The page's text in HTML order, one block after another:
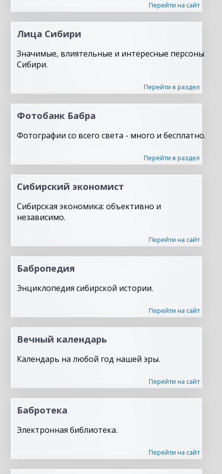
Перейти на сайт
Лица Сибири
Значимые, влиятельные и интересные персоны
Сибири.
Перейти в раздел
Фотобанк Бабра
Фотографии со всего света - много и бесплатно.
Перейти в раздел
Сибирский экономист
Сибирская экономика: объективно и
независимо.
Перейти на сайт
Бабропедия
Энциклопедия сибирской истории.
Перейти на сайт
Вечный календарь
Календарь на любой год нашей эры.
Перейти на сайт
Бабротека
Электронная библиотека.
Перейти на сайт